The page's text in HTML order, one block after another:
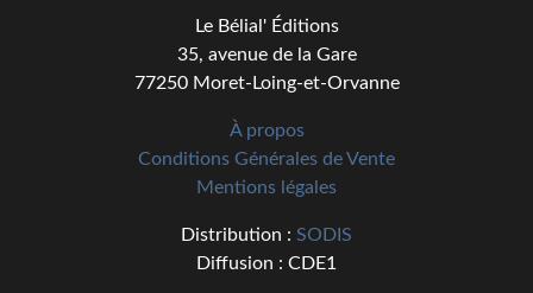
Romans et recueils
Le Bélial' Éditions
35, avenue de la Gare
77250 Moret-Loing-et-Orvanne
À propos
Conditions Générales de Vente
Mentions légales
Distribution : SODIS
Diffusion : CDE1